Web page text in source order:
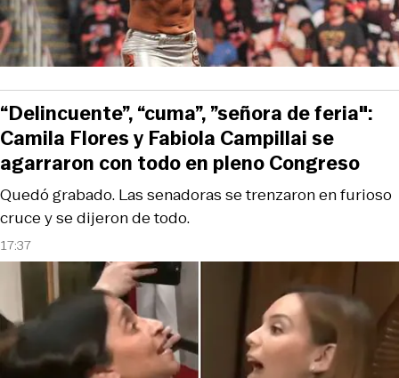
17:37
Quedó grabado. Las senadoras se trenzaron en furioso
cruce y se dijeron de todo.
“Delincuente”, “cuma”, ”señora de feria":
Camila Flores y Fabiola Campillai se
agarraron con todo en pleno Congreso